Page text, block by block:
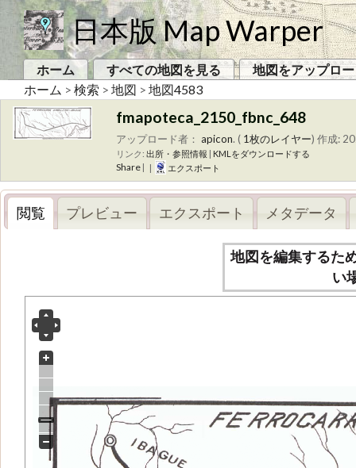
日本版 Map Warper
ホーム すべての地図を見る
地図をアップロ
ホーム > 検索 > 地図 > 地図4583
fmapoteca_2150_fbnc_648
アップロード者： apicon. ( 1枚のレイヤー) 作成:
リンク: 出所・参照情報 | KMLをダウンロードする
Share | | エクスポート
閲覧 プレビュー エクスポート メタデータ
地図を編集するた
い